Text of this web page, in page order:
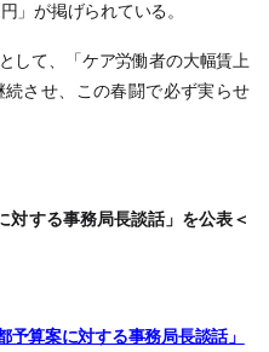
」が掲げられている。
して、「ケア労働者の大幅賃上
させ、この春闘で必ず実らせ
する事務局長談話」を公表＜
予算案に対する事務局長談話」